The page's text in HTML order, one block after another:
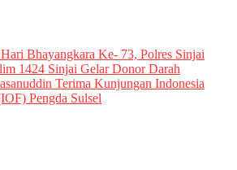
Bhayangkara Ke- 73, Polres Sinjai
1424 Sinjai Gelar Donor Darah
Terima Kunjungan Indonesia
Pengda Sulsel